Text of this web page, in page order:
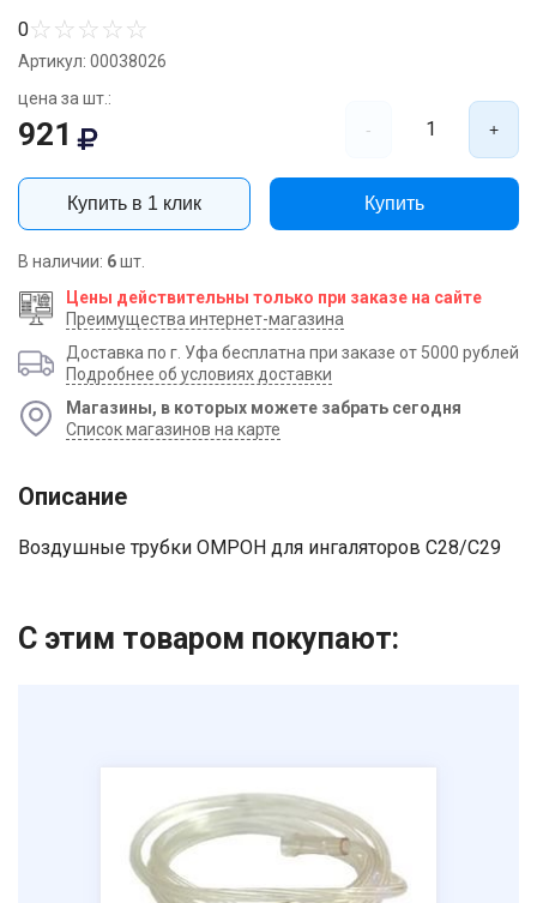
0☆☆☆☆☆
Артикул: 00038026
цена за шт.:
921 - 1 +
Купить в 1 клик Купить
В наличии: 6шт.
Цены действительны только при заказе на сайте
Преимущества интернет-магазина
Доставка по г. Уфа бесплатна при заказе от 5000 рублей
Подробнее об условиях доставки
Магазины, в которых можете забрать сегодня
Список магазинов на карте
Описание
Воздушные трубки ОМРОН для ингаляторов C28/C29
С этим товаром покупают:
Номер телефона
персональных данных